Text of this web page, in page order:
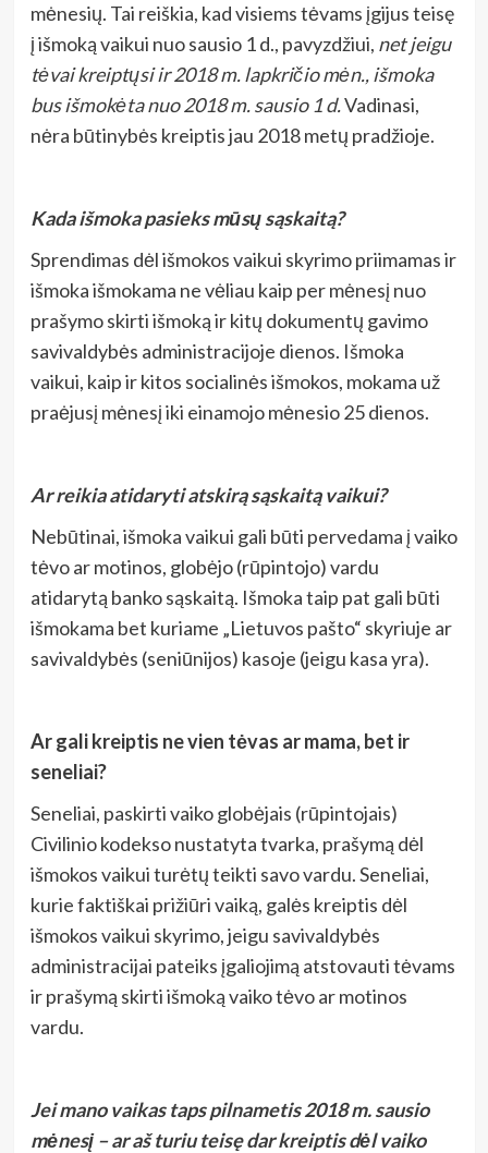
mėnesių. Tai reiškia, kad visiems tėvams įgijus teisę
į išmoką vaikui nuo sausio 1 d., pavyzdžiui, net jeigu
tėvai kreiptųsi ir 2018 m. lapkričio mėn., išmoka
bus išmokėta nuo 2018 m. sausio 1 d.Vadinasi,
nėra būtinybės kreiptis jau 2018 metų pradžioje.
Kada išmoka pasieks mūsų sąskaitą?
Sprendimas dėl išmokos vaikui skyrimo priimamas ir
išmoka išmokama ne vėliau kaip per mėnesį nuo
prašymo skirti išmoką ir kitų dokumentų gavimo
savivaldybės administracijoje dienos. Išmoka
vaikui, kaip ir kitos socialinės išmokos, mokama už
praėjusį mėnesį iki einamojo mėnesio 25 dienos.
Ar reikia atidaryti atskirą sąskaitą vaikui?
Nebūtinai, išmoka vaikui gali būti pervedama į vaiko
tėvo ar motinos, globėjo (rūpintojo) vardu
atidarytą banko sąskaitą. Išmoka taip pat gali būti
išmokama bet kuriame „Lietuvos pašto“ skyriuje ar
savivaldybės (seniūnijos) kasoje (jeigu kasa yra).
Ar gali kreiptis ne vien tėvas ar mama, bet ir
seneliai?
Seneliai, paskirti vaiko globėjais (rūpintojais)
Civilinio kodekso nustatyta tvarka, prašymą dėl
išmokos vaikui turėtų teikti savo vardu. Seneliai,
kurie faktiškai prižiūri vaiką, galės kreiptis dėl
išmokos vaikui skyrimo, jeigu savivaldybės
administracijai pateiks įgaliojimą atstovauti tėvams
ir prašymą skirti išmoką vaiko tėvo ar motinos
vardu.
Jei mano vaikas taps pilnametis 2018 m. sausio
mėnesį – ar aš turiu teisę dar kreiptis dėl vaiko